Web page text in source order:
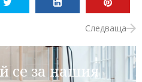
Следваща
се за нашия